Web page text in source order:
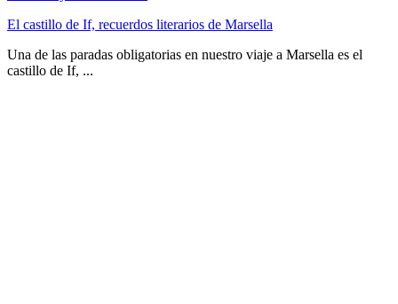
El castillo de If, recuerdos literarios de Marsella
Una de las paradas obligatorias en nuestro viaje a Marsella es el
castillo de If, ...